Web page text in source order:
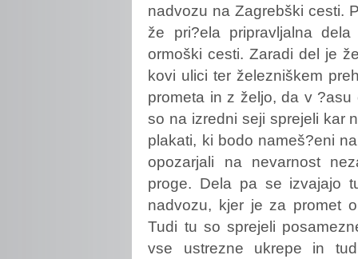
nadvozu na Zagrebški cesti.
že pri?ela pripravljalna
ormoški cesti. Zaradi del je
kovi ulici ter železniškem
prometa in z željo, da v
so na izredni seji sprejeli kar
plakati, ki bodo nameš?eni
opozarjali na nevarnost
proge. Dela pa se izvajajo
nadvozu, kjer je za promet
Tudi tu so sprejeli
vse ustrezne ukrepe in